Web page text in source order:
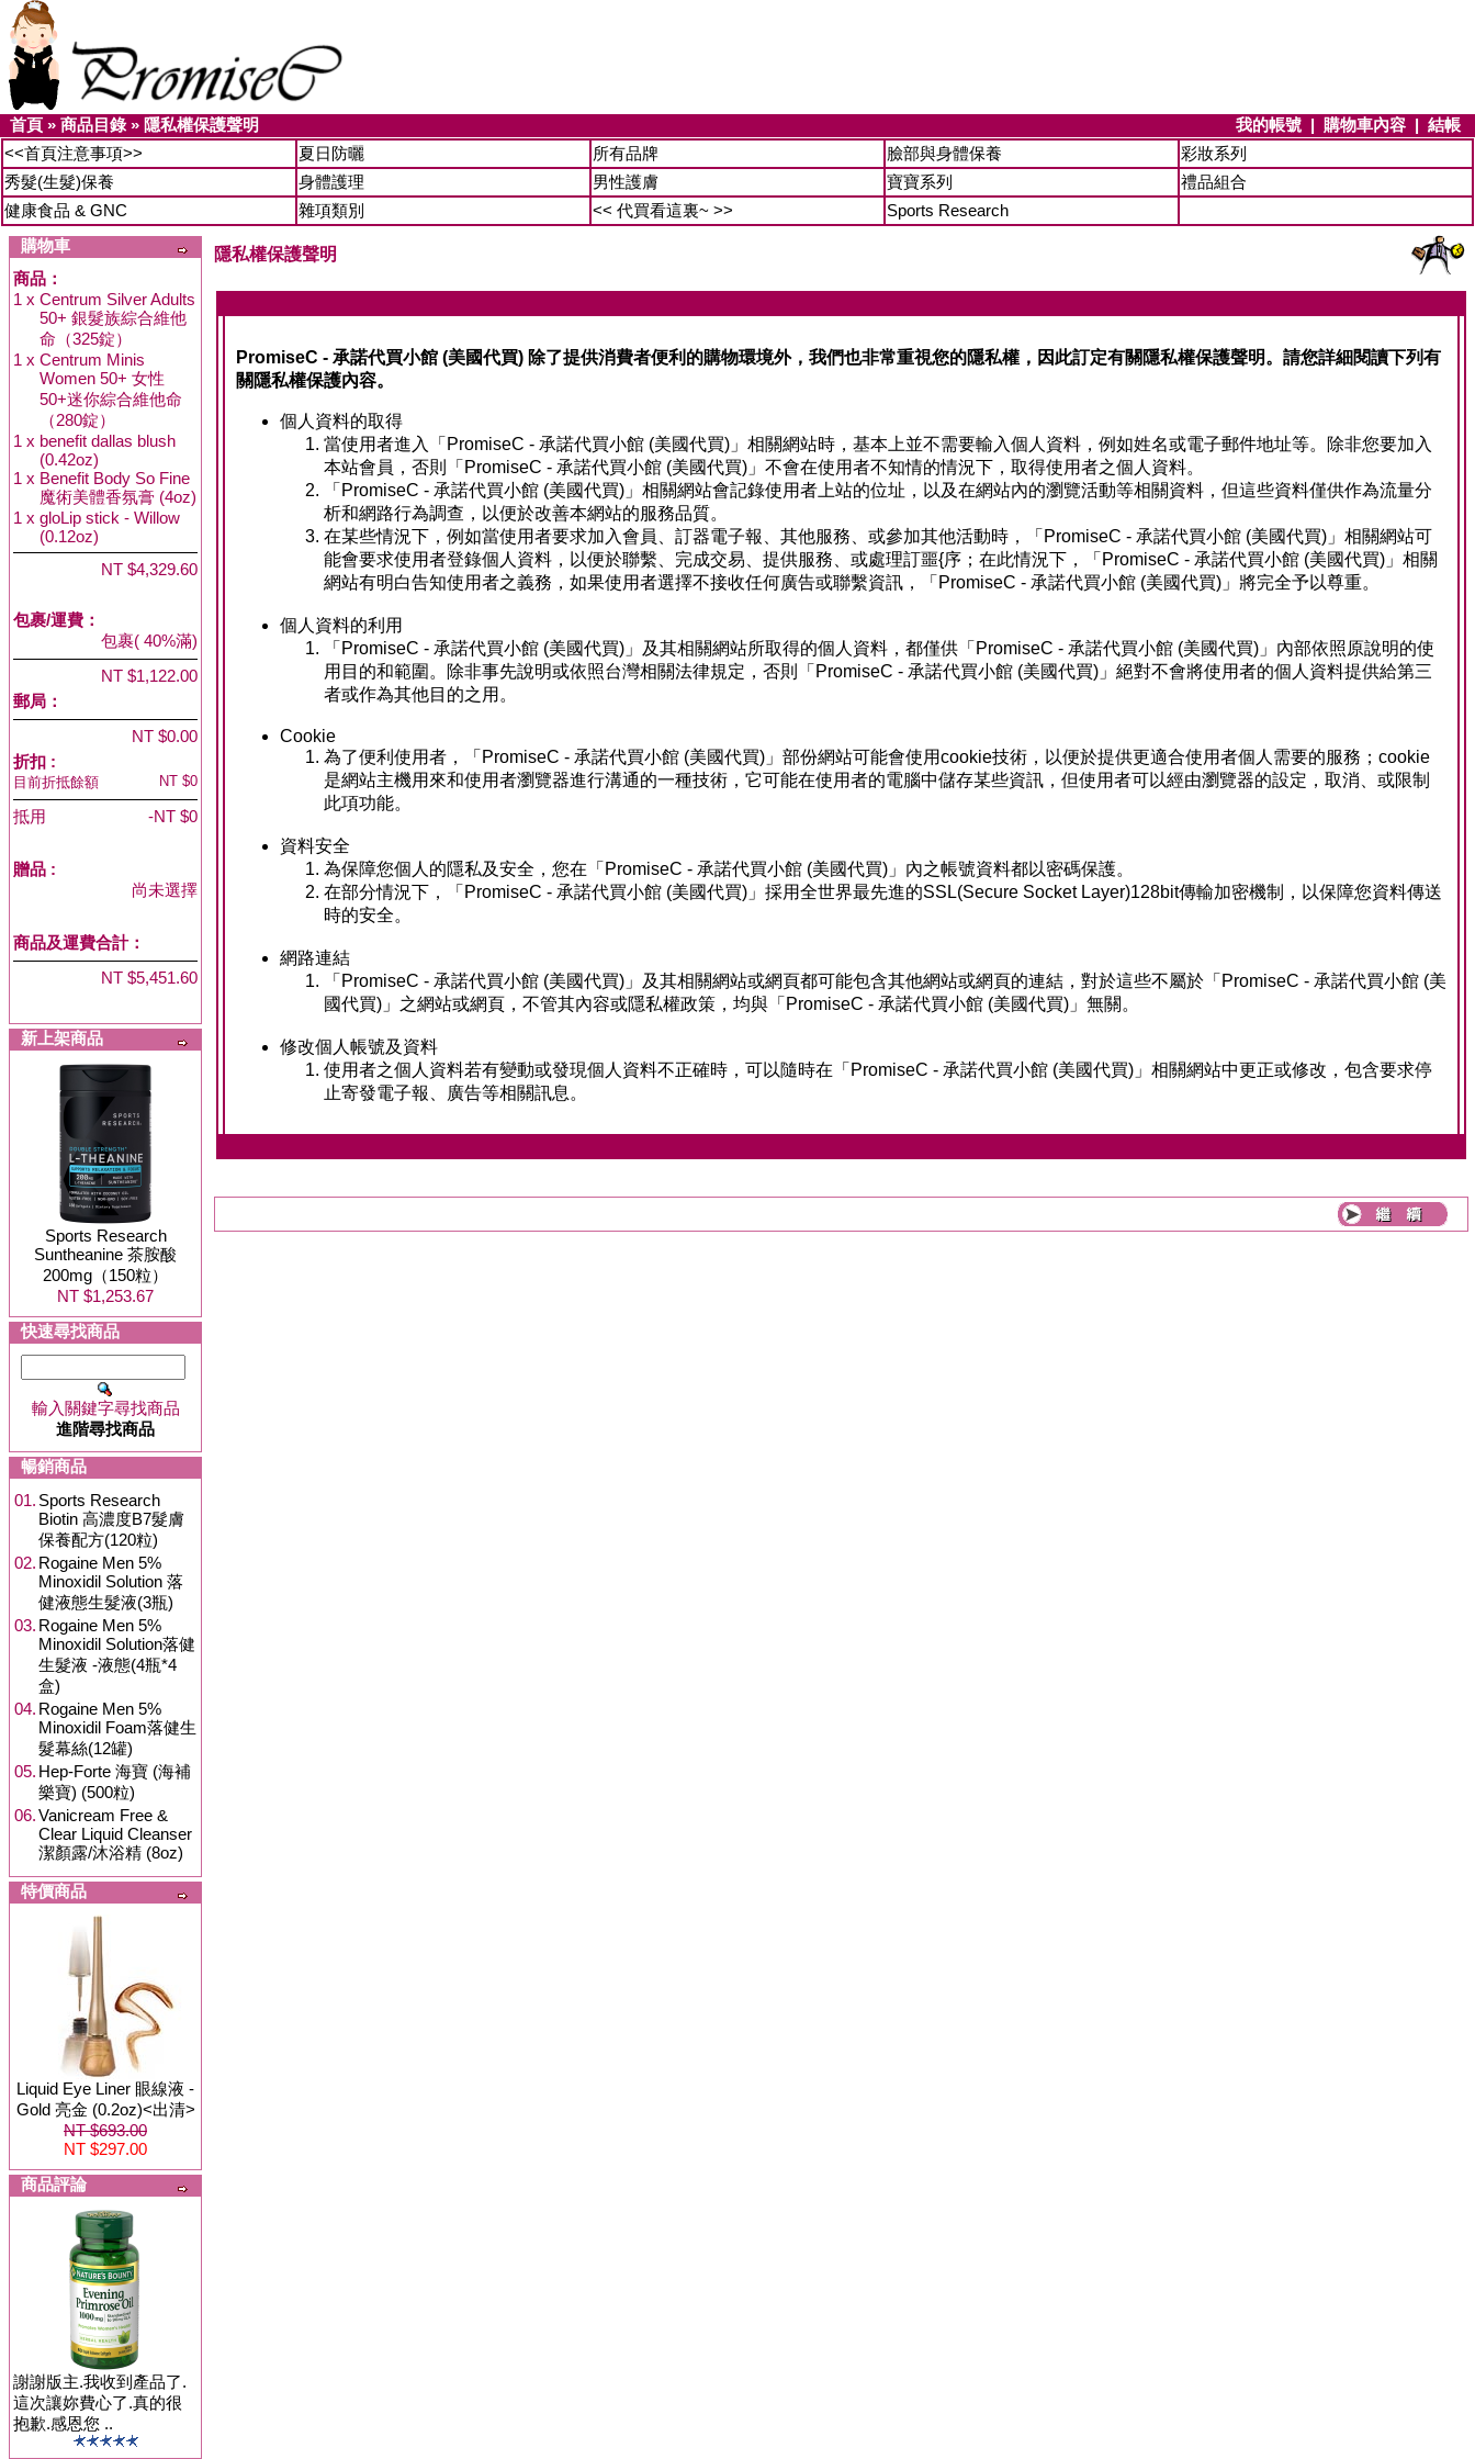
首頁 » 商品目錄» 隱私權保護聲明 我的帳號 | 購物車內容 | 結帳
<<首頁注意事項>>
夏日防曬 所有品牌 臉部與身體保養
彩妝系列
秀髮(生髮)保養
身體護理 男性護膚 寶寶系列
禮品組合
健康食品 & GNC
雜項類別 << 代買看這裏~ >>
Sports Research
購物車
商品：
1 x Centrum Silver Adults
50+ 銀髮族綜合維他
命（325錠）
1 x Centrum Minis
Women 50+ 女性
50+迷你綜合維他命
（280錠）
1 x benefit dallas blush
(0.42oz)
1 x Benefit Body So Fine
魔術美體香氛膏 (4oz)
1 x gloLip stick - Willow
(0.12oz)
NT $4,329.60
包裹/運費：
包裹( 40%滿)
NT $1,122.00
郵局：
NT $0.00
折扣 :
目前折抵餘額 NT $0
抵用 -NT $0
贈品 :
尚未選擇
商品及運費合計：
NT $5,451.60
新上架商品
Sports Research
Suntheanine 茶胺酸
200mg（150粒）
NT $1,253.67
快速尋找商品
輸入關鍵字尋找商品
進階尋找商品
暢銷商品
01. Sports Research
Biotin 高濃度B7髮膚
保養配方(120粒)
02. Rogaine Men 5%
Minoxidil Solution 落
健液態生髮液(3瓶)
03. Rogaine Men 5%
Minoxidil Solution落健
生髮液 -液態(4瓶*4
盒)
04. Rogaine Men 5%
Minoxidil Foam落健生
髮幕絲(12罐)
05. Hep-Forte 海寶 (海補
樂寶) (500粒)
06.Vanicream Free &
Clear Liquid Cleanser
潔顏露/沐浴精 (8oz)
特價商品
Liquid Eye Liner 眼線液 -
Gold 亮金 (0.2oz)<出清>
NT $693.00
NT $297.00
商品評論
謝謝版主.我收到產品了.
這次讓妳費心了.真的很
抱歉.感恩您 ..
隱私權保護聲明
PromiseC - 承諾代買小館 (美國代買) 除了提供消費者便利的購物環境外，我們也非常重視您的隱私權，因此訂定有關隱私權保護聲明。請您詳細閱讀下列有
關隱私權保護內容。
個人資料的取得
當使用者進入「PromiseC - 承諾代買小館 (美國代買)」相關網站時，基本上並不需要輸入個人資料，例如姓名或電子郵件地址等。除非您要加入
本站會員，否則「PromiseC - 承諾代買小館 (美國代買)」不會在使用者不知情的情況下，取得使用者之個人資料。
「PromiseC - 承諾代買小館 (美國代買)」相關網站會記錄使用者上站的位址，以及在網站內的瀏覽活動等相關資料，但這些資料僅供作為流量分
析和網路行為調查，以便於改善本網站的服務品質。
在某些情況下，例如當使用者要求加入會員、訂器電子報、其他服務、或參加其他活動時，「PromiseC - 承諾代買小館 (美國代買)」相關網站可
能會要求使用者登錄個人資料，以便於聯繫、完成交易、提供服務、或處理訂噩{序；在此情況下，「PromiseC - 承諾代買小館 (美國代買)」相關
網站有明白告知使用者之義務，如果使用者選擇不接收任何廣告或聯繫資訊，「PromiseC - 承諾代買小館 (美國代買)」將完全予以尊重。
個人資料的利用
「PromiseC - 承諾代買小館 (美國代買)」及其相關網站所取得的個人資料，都僅供「PromiseC - 承諾代買小館 (美國代買)」內部依照原說明的使
用目的和範圍。除非事先說明或依照台灣相關法律規定，否則「PromiseC - 承諾代買小館 (美國代買)」絕對不會將使用者的個人資料提供給第三
者或作為其他目的之用。
Cookie
為了便利使用者，「PromiseC - 承諾代買小館 (美國代買)」部份網站可能會使用cookie技術，以便於提供更適合使用者個人需要的服務；cookie
是網站主機用來和使用者瀏覽器進行溝通的一種技術，它可能在使用者的電腦中儲存某些資訊，但使用者可以經由瀏覽器的設定，取消、或限制
此項功能。
資料安全
為保障您個人的隱私及安全，您在「PromiseC - 承諾代買小館 (美國代買)」內之帳號資料都以密碼保護。
在部分情況下，「PromiseC - 承諾代買小館 (美國代買)」採用全世界最先進的SSL(Secure Socket Layer)128bit傳輸加密機制，以保障您資料傳送
時的安全。
網路連結
「PromiseC - 承諾代買小館 (美國代買)」及其相關網站或網頁都可能包含其他網站或網頁的連結，對於這些不屬於「PromiseC - 承諾代買小館 (美
國代買)」之網站或網頁，不管其內容或隱私權政策，均與「PromiseC - 承諾代買小館 (美國代買)」無關。
修改個人帳號及資料
使用者之個人資料若有變動或發現個人資料不正確時，可以隨時在「PromiseC - 承諾代買小館 (美國代買)」相關網站中更正或修改，包含要求停
止寄發電子報、廣告等相關訊息。